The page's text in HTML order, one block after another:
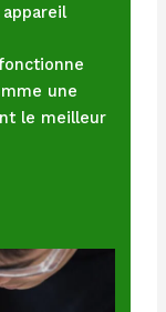
une
le meilleur